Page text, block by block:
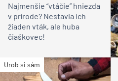
Najmenšie “vtáčie” hniezda
v prírode? Nestavia ich
žiaden vták, ale huba
čiaškovec!
Urob si sám